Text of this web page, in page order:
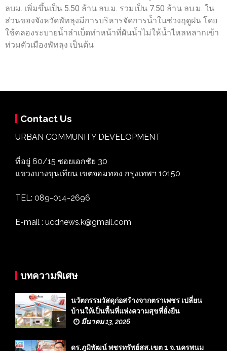
ลบม. เพิ่มขึ้นเป็น 5.50 ล้าน ลบ.ม. รวมเป็น 7.50 ล้าน ลบ.ม. ใน
ส่วนของจังหวัดพัทลุงมีการบริหารจัดการน้ำในช่วงฤดูฝน โดย
ใช้คลองระบายน้ำลำเบ็ดทำหน้าที่ผันน้ำไม่ให้น้ำไหลหลากเข้า
ท่วมตัวเมืองพัทลุง เป็นต้น
Contact Us
URBAN COMMUNITY DEVELOPMENT
ที่อยู่ 60/15 ซอยเอกชัย 30
แขวงบางขุนเทียน เขตจอมทอง กรุงเทพฯ 10150
TEL: 089-014-2696
E-mail : ucdnews.k@gmail.com
บทความพิเศษ
1
นวัตกรรมวัสดุก่อสร้างจากตราเพชร เปลี่ยน
บ้านให้เป็นพื้นที่แห่งความสุขที่ยั่งยืน
มีนาคม 13, 2026
ดร.ภูมิพัฒน์ พชรทรัพย์สส.เขต 1 จ.นครพนม